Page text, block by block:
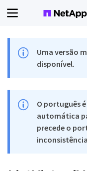
Uma versão
disponível.
O português
automática
precede o